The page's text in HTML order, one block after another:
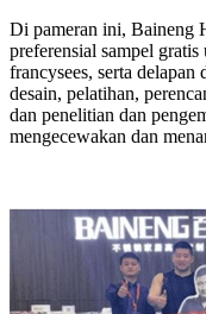
Di pameran ini, Baineng
preferensial sampel
francysees, serta
desain, pelatihan,
dan penelitian dan
mengecewakan dan